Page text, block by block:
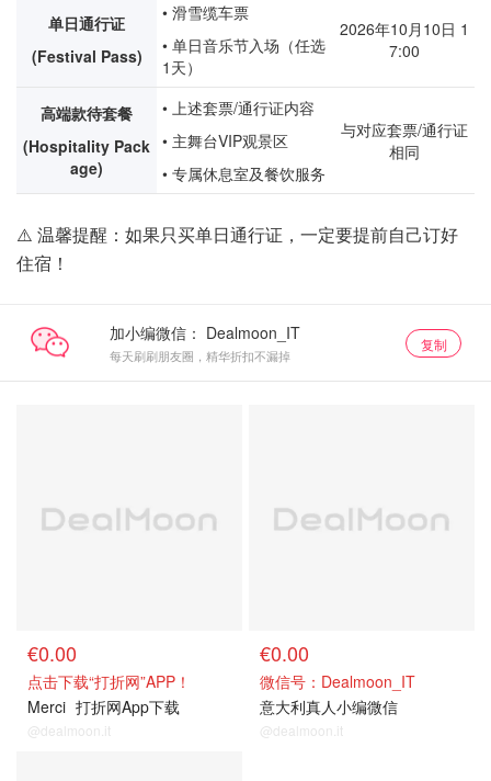
单日通行证
(Festival Pass)
• 滑雪缆车票
• 单日音乐节入场（任选
1天）
2026年10月10日 1
7:00
高端款待套餐
(Hospitality Pack
age)
• 上述套票/通行证内容
• 主舞台VIP观景区
• 专属休息室及餐饮服务
与对应套票/通行证
相同
⚠️ 温馨提醒：如果只买单日通行证，一定要提前自己订好
住宿！
加小编微信：
每天刷刷朋友圈，精华折扣不漏掉
复制
€0.00
点击下载“打折网”APP！
Merci 打折网App下载
@dealmoon.it
€0.00
微信号：Dealmoon_IT
意大利真人小编微信
@dealmoon.it